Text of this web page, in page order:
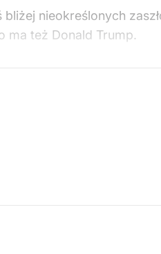
nieokreślonych
ma też Donald Trump.